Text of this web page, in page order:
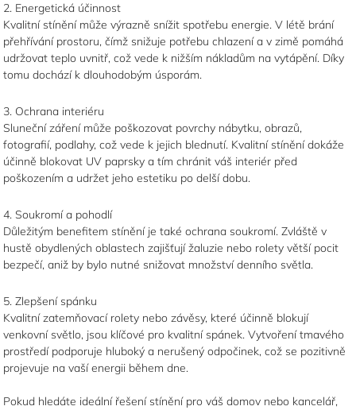
2. Energetická účinnost
Kvalitní stínění může výrazně snížit spotřebu energie. V létě brání
přehřívání prostoru, čímž snižuje potřebu chlazení a v zimě pomáhá
udržovat teplo uvnitř, což vede k nižším nákladům na vytápění. Díky
tomu dochází k dlouhodobým úsporám.
3. Ochrana interiéru
Sluneční záření může poškozovat povrchy nábytku, obrazů,
fotografií, podlahy, což vede k jejich blednutí. Kvalitní stínění dokáže
účinně blokovat UV paprsky a tím chránit váš interiér před
poškozením a udržet jeho estetiku po delší dobu.
4. Soukromí a pohodlí
Důležitým benefitem stínění je také ochrana soukromí. Zvláště v
hustě obydlených oblastech zajišťují žaluzie nebo rolety větší pocit
bezpečí, aniž by bylo nutné snižovat množství denního světla.
5. Zlepšení spánku
Kvalitní zatemňovací rolety nebo závěsy, které účinně blokují
venkovní světlo, jsou klíčové pro kvalitní spánek. Vytvoření tmavého
prostředí podporuje hluboký a nerušený odpočinek, což se pozitivně
projevuje na vaší energii během dne.
Pokud hledáte ideální řešení stínění pro váš domov nebo kancelář,